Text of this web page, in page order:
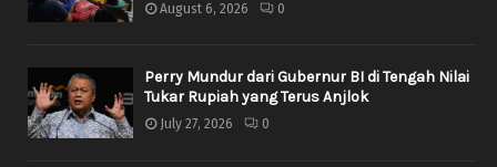
August 6, 2026 0
Perry Mundur dari Gubernur BI di Tengah Nilai
Tukar Rupiah yang Terus Anjlok
July 27, 2026 0